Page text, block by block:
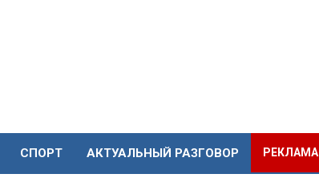
СПОРТ АКТУАЛЬНЫЙ РАЗГОВОР РЕКЛАМА